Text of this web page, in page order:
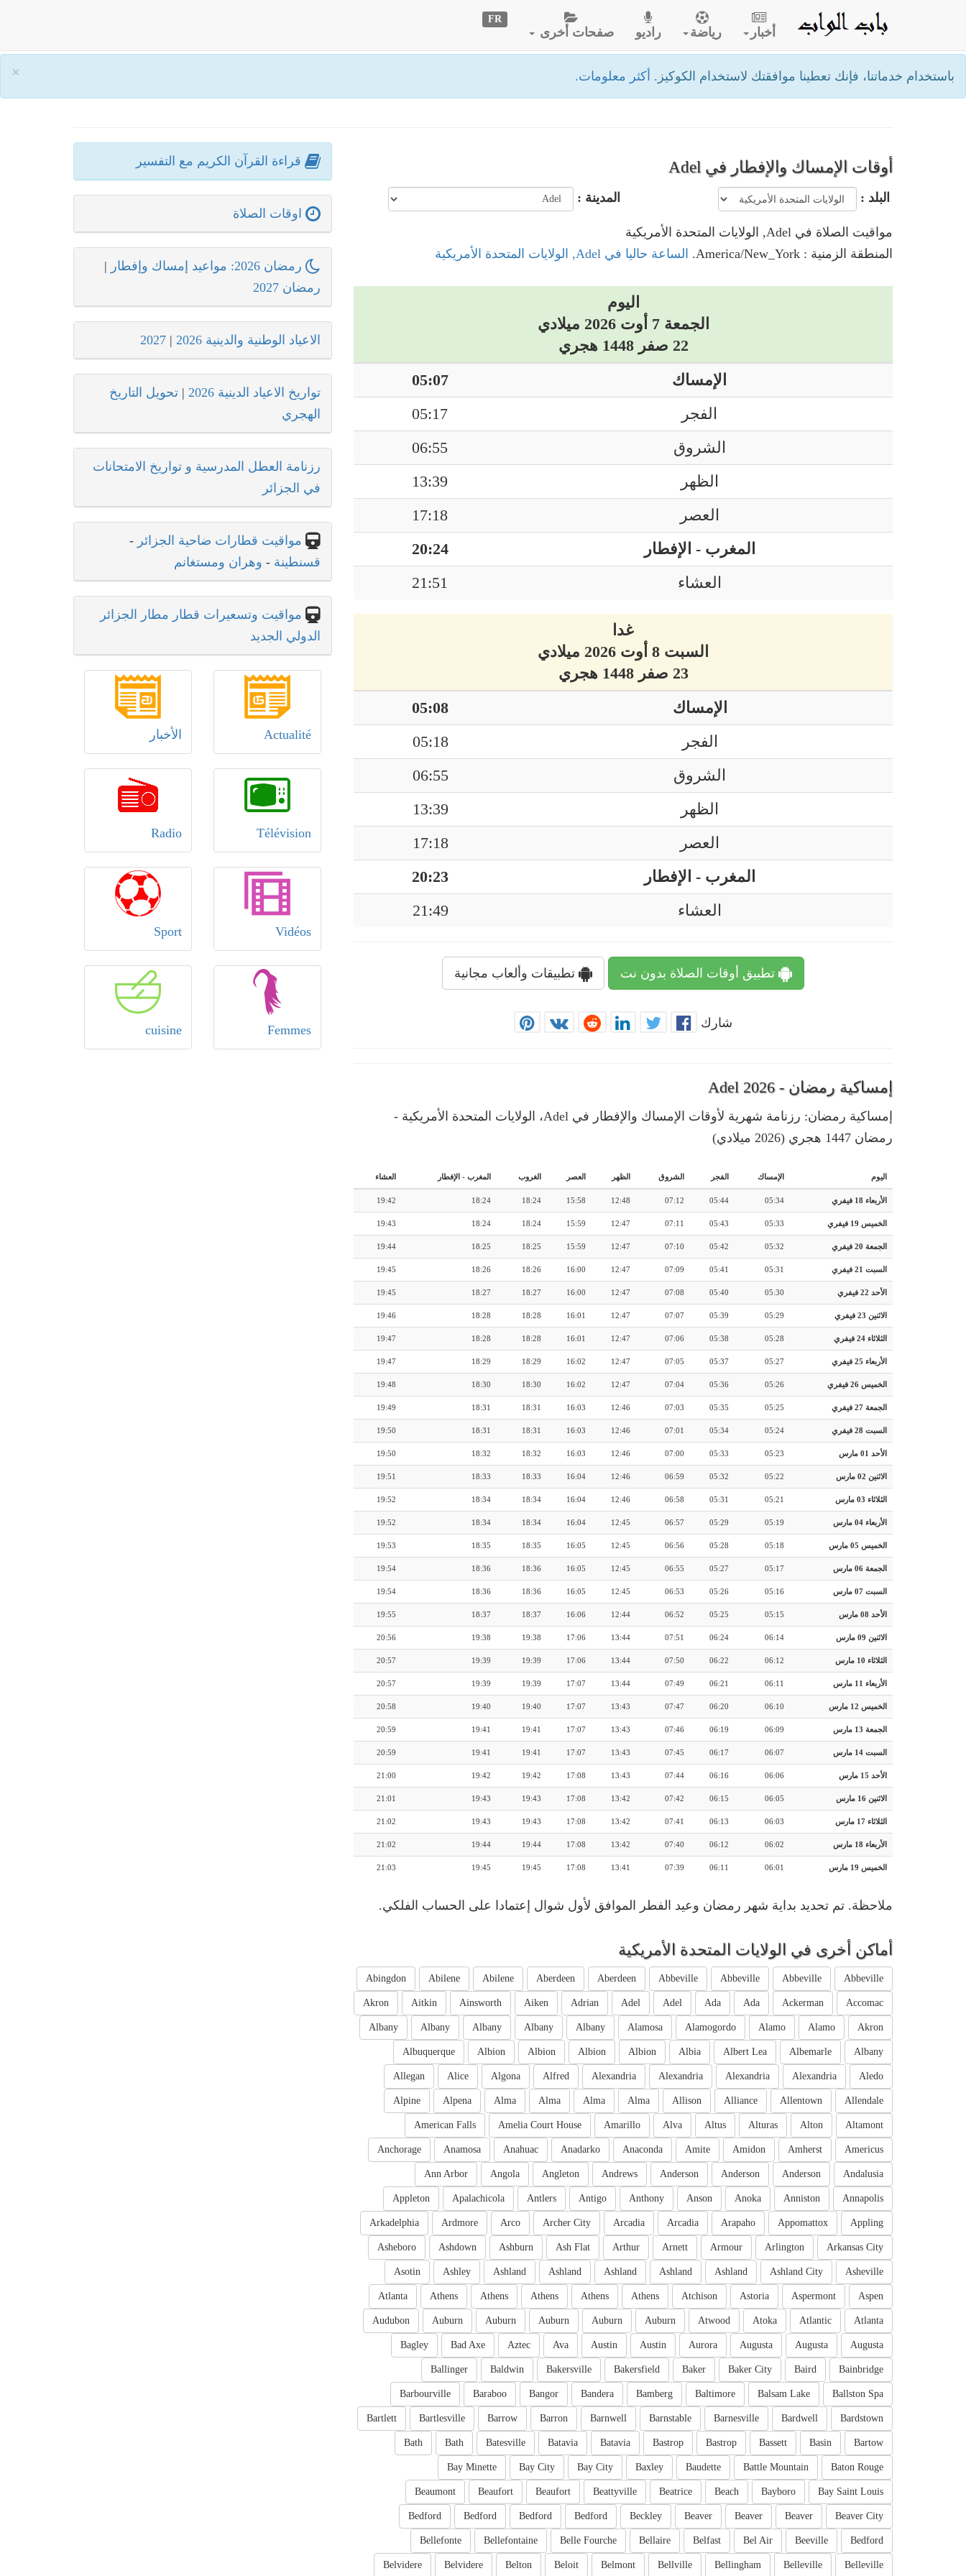
× باستخدام خدماتنا، فإنك تعطينا موافقتك لاستخدام الكوكيز. أكثر معلومات.
أخبار رياضة راديو صفحات أخرى
FR
أوقات الإمساك والإفطار في Adel
البلد : المدينة :
مواقيت الصلاة في Adel, الولايات المتحدة الأمريكية
المنطقة الزمنية : America/New_York.
الساعة حاليا في Adel, الولايات المتحدة الأمريكية
اليوم
الجمعة 7 أوت 2026 ميلادي
22 صفر 1448 هجري
الإمساك
05:07
الفجر
05:17
الشروق
06:55
الظهر
13:39
العصر
17:18
المغرب - الإفطار
20:24
العشاء
21:51
غدا
السبت 8 أوت 2026 ميلادي
23 صفر 1448 هجري
الإمساك
05:08
الفجر
05:18
الشروق
06:55
الظهر
13:39
العصر
17:18
المغرب - الإفطار
20:23
العشاء
21:49
تطبيق أوقات الصلاة بدون نت تطبيقات وألعاب مجانية
شارك
إمساكية رمضان - Adel 2026
إمساكية رمضان: رزنامة شهرية لأوقات الإمساك والإفطار في Adel، الولايات المتحدة الأمريكية -
رمضان 1447 هجري (2026 ميلادي)
اليوم الإمساك الفجر الشروق الظهر العصر الغروب المغرب - الإفطار العشاء
الأربعاء 18 فيفري 05:34
05:44
07:12
12:48
15:58
18:24
18:24
19:42
الخميس 19 فيفري 05:33
05:43
07:11
12:47
15:59
18:24
18:24
19:43
الجمعة 20 فيفري 05:32
05:42
07:10
12:47
15:59
18:25
18:25
19:44
السبت 21 فيفري 05:31
05:41
07:09
12:47
16:00
18:26
18:26
19:45
الأحد 22 فيفري 05:30
05:40
07:08
12:47
16:00
18:27
18:27
19:45
الاثنين 23 فيفري 05:29
05:39
07:07
12:47
16:01
18:28
18:28
19:46
الثلاثاء 24 فيفري 05:28
05:38
07:06
12:47
16:01
18:28
18:28
19:47
الأربعاء 25 فيفري 05:27
05:37
07:05
12:47
16:02
18:29
18:29
19:47
الخميس 26 فيفري 05:26
05:36
07:04
12:47
16:02
18:30
18:30
19:48
الجمعة 27 فيفري 05:25
05:35
07:03
12:46
16:03
18:31
18:31
19:49
السبت 28 فيفري 05:24
05:34
07:01
12:46
16:03
18:31
18:31
19:50
الأحد 01 مارس 05:23
05:33
07:00
12:46
16:03
18:32
18:32
19:50
الاثنين 02 مارس 05:22
05:32
06:59
12:46
16:04
18:33
18:33
19:51
الثلاثاء 03 مارس 05:21
05:31
06:58
12:46
16:04
18:34
18:34
19:52
الأربعاء 04 مارس 05:19
05:29
06:57
12:45
16:04
18:34
18:34
19:52
الخميس 05 مارس 05:18
05:28
06:56
12:45
16:05
18:35
18:35
19:53
الجمعة 06 مارس 05:17
05:27
06:55
12:45
16:05
18:36
18:36
19:54
السبت 07 مارس 05:16
05:26
06:53
12:45
16:05
18:36
18:36
19:54
الأحد 08 مارس 05:15
05:25
06:52
12:44
16:06
18:37
18:37
19:55
الاثنين 09 مارس 06:14
06:24
07:51
13:44
17:06
19:38
19:38
20:56
الثلاثاء 10 مارس 06:12
06:22
07:50
13:44
17:06
19:39
19:39
20:57
الأربعاء 11 مارس 06:11
06:21
07:49
13:44
17:07
19:39
19:39
20:57
الخميس 12 مارس 06:10
06:20
07:47
13:43
17:07
19:40
19:40
20:58
الجمعة 13 مارس 06:09
06:19
07:46
13:43
17:07
19:41
19:41
20:59
السبت 14 مارس 06:07
06:17
07:45
13:43
17:07
19:41
19:41
20:59
الأحد 15 مارس 06:06
06:16
07:44
13:43
17:08
19:42
19:42
21:00
الاثنين 16 مارس 06:05
06:15
07:42
13:42
17:08
19:43
19:43
21:01
الثلاثاء 17 مارس 06:03
06:13
07:41
13:42
17:08
19:43
19:43
21:02
الأربعاء 18 مارس 06:02
06:12
07:40
13:42
17:08
19:44
19:44
21:02
الخميس 19 مارس 06:01
06:11
07:39
13:41
17:08
19:45
19:45
21:03
ملاحظة. تم تحديد بداية شهر رمضان وعيد الفطر الموافق لأول شوال إعتمادا على الحساب الفلكي.
أماكن أخرى في الولايات المتحدة الأمريكية
Abbeville
Abbeville
Abbeville
Abbeville
Aberdeen
Aberdeen
Abilene
Abilene
Abingdon
Accomac
Ackerman
Ada
Ada
Adel
Adel
Adrian
Aiken
Ainsworth
Aitkin
Akron
Akron
Alamo
Alamo
Alamogordo
Alamosa
Albany
Albany
Albany
Albany
Albany
Albany
Albemarle
Albert Lea
Albia
Albion
Albion
Albion
Albion
Albuquerque
Aledo
Alexandria
Alexandria
Alexandria
Alexandria
Alfred
Algona
Alice
Allegan
Allendale
Allentown
Alliance
Allison
Alma
Alma
Alma
Alma
Alpena
Alpine
Altamont
Alton
Alturas
Altus
Alva
Amarillo
Amelia Court House
American Falls
Americus
Amherst
Amidon
Amite
Anaconda
Anadarko
Anahuac
Anamosa
Anchorage
Andalusia
Anderson
Anderson
Anderson
Andrews
Angleton
Angola
Ann Arbor
Annapolis
Anniston
Anoka
Anson
Anthony
Antigo
Antlers
Apalachicola
Appleton
Appling
Appomattox
Arapaho
Arcadia
Arcadia
Archer City
Arco
Ardmore
Arkadelphia
Arkansas City
Arlington
Armour
Arnett
Arthur
Ash Flat
Ashburn
Ashdown
Asheboro
Asheville
Ashland City
Ashland
Ashland
Ashland
Ashland
Ashland
Ashley
Asotin
Aspen
Aspermont
Astoria
Atchison
Athens
Athens
Athens
Athens
Athens
Atlanta
Atlanta
Atlantic
Atoka
Atwood
Auburn
Auburn
Auburn
Auburn
Auburn
Audubon
Augusta
Augusta
Augusta
Aurora
Austin
Austin
Ava
Aztec
Bad Axe
Bagley
Bainbridge
Baird
Baker City
Baker
Bakersfield
Bakersville
Baldwin
Ballinger
Ballston Spa
Balsam Lake
Baltimore
Bamberg
Bandera
Bangor
Baraboo
Barbourville
Bardstown
Bardwell
Barnesville
Barnstable
Barnwell
Barron
Barrow
Bartlesville
Bartlett
Bartow
Basin
Bassett
Bastrop
Bastrop
Batavia
Batavia
Batesville
Bath
Bath
Baton Rouge
Battle Mountain
Baudette
Baxley
Bay City
Bay City
Bay Minette
Bay Saint Louis
Bayboro
Beach
Beatrice
Beattyville
Beaufort
Beaufort
Beaumont
Beaver City
Beaver
Beaver
Beaver
Beckley
Bedford
Bedford
Bedford
Bedford
Bedford
Beeville
Bel Air
Belfast
Bellaire
Belle Fourche
Bellefontaine
Bellefonte
Belleville
Belleville
Bellingham
Bellville
Belmont
Beloit
Belton
Belvidere
Belvidere
قراءة القرآن الكريم مع التفسير
اوقات الصلاة
رمضان 2026: مواعيد إمساك وإفطار
|
رمضان 2027
الاعياد الوطنية والدينية 2026 |
2027
تواريخ الاعياد الدينية 2026 | تحويل التاريخ
الهجري
رزنامة العطل المدرسية و تواريخ الامتحانات
في الجزائر
مواقيت قطارات ضاحية الجزائر -
قسنطينة - وهران ومستغانم
مواقيت وتسعيرات قطار مطار الجزائر
الدولي الجديد
Actualité الأخبار
Télévision
Radio
Vidéos
Sport
Femmes
cuisine